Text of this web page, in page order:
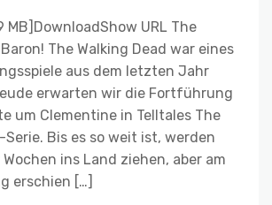
MB]DownloadShow URL The
The Walking Dead war eines
aus dem letzten Jahr
erwarten wir die Fortführung
um Clementine in Telltales The
Serie. Bis es so weit ist, werden
ins Land ziehen, aber am
erschien […]